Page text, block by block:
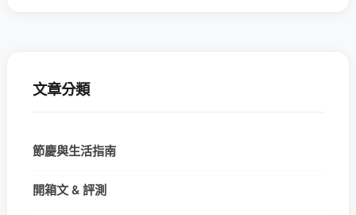
文章分類
節慶與生活指南
開箱文 & 評測